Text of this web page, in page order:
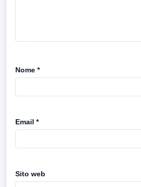
Nome *
Email *
Sito web